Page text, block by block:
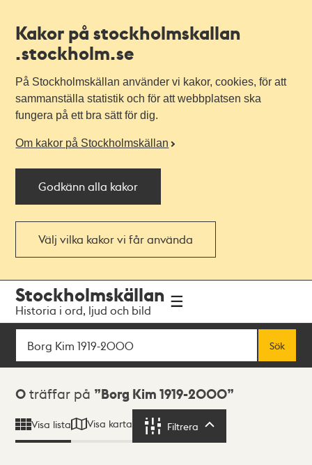
Kakor på stockholmskallan
.stockholm.se
På Stockholmskällan använder vi kakor, cookies, för att
sammanställa statistik och för att webbplatsen ska
fungera på ett bra sätt för dig.
Om kakor på Stockholmskällan
Godkänn alla kakor
Välj vilka kakor vi får använda
navigationen
huvudinnehållet
Stockholmskällan
Historia i ord, ljud och bild
Sök
Sök
Sökresultat
0 träffar på Borg Kim 1919-2000
Visa lista Visa karta Filtrera